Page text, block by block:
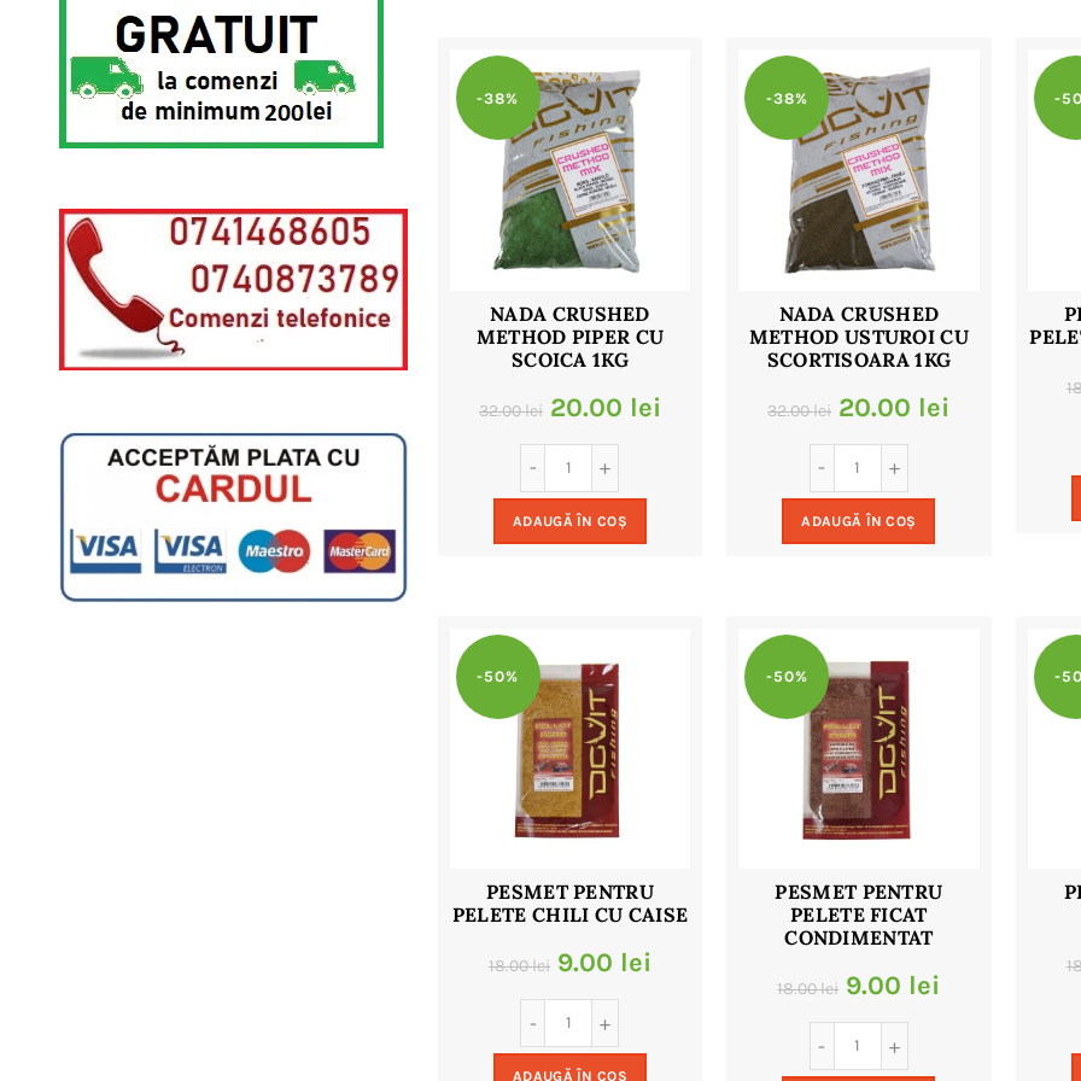
-38%
NADA CRUSHED
METHOD PIPER CU
SCOICA 1KG
32.00lei Prețul
inițial
a
fost:
20.00 lei
ADAUGĂ ÎN COȘ
-38%
NADA CRUSHED
METHOD USTUROI CU
SCORTISOARA 1KG
32.00lei Prețul
inițial
a
fost:
20.00 lei
ADAUGĂ ÎN COȘ
-
-50%
PESMET PENTRU
PELETE CHILI CU CAISE
18.00lei Prețul
inițial
a
9.00 lei
ADAUGĂ ÎN COȘ
-50%
PESMET PENTRU
PELETE FICAT
CONDIMENTAT
18.00lei Prețul
inițial
a
9.00 lei
-